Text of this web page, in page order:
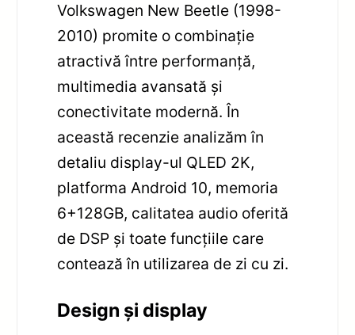
Volkswagen New Beetle (1998-
2010) promite o combinație
atractivă între performanță,
multimedia avansată și
conectivitate modernă. În
această recenzie analizăm în
detaliu display-ul QLED 2K,
platforma Android 10, memoria
6+128GB, calitatea audio oferită
de DSP și toate funcțiile care
contează în utilizarea de zi cu zi.
Design și display